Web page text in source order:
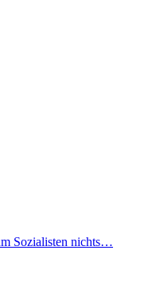
Sozialisten nichts…